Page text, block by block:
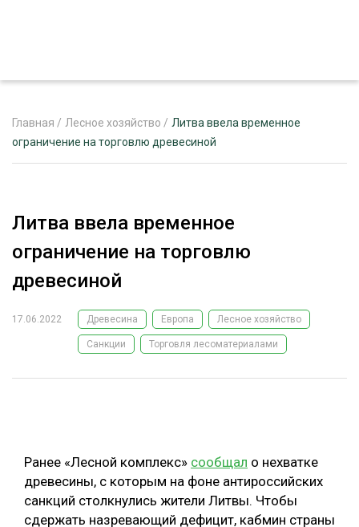
РЕКЛАМОДАТЕЛЯМ
ЛЕСНОЕ ХОЗЯЙСТВО
ЛЕСОЗАГОТОВКА
ОБРАБОТКА ДРЕВЕСИНЫ
ЛЕСОВОССТАНОВЛЕНИЕ И ЗАЩИТА
ЛОГИСТИКА
ТЕМАТИЧЕСКИЕ ПРОЕКТЫ
ЭКСПЕРТНОЕ МНЕНИЕ
Главная / Лесное хозяйство / Литва ввела временное
ограничение на торговлю древесиной
Литва ввела временное
ограничение на торговлю
древесиной
17.06.2022 Древесина Европа Лесное хозяйство
Санкции Торговля лесоматериалами
Ранее «Лесной комплекс» сообщал о нехватке
древесины, с которым на фоне антироссийских
санкций столкнулись жители Литвы. Чтобы
сдержать назревающий дефицит, кабмин страны